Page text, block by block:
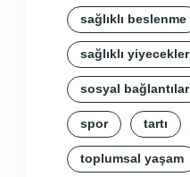
sağlıklı beslenme
sağlıklı yiyecekler
sosyal bağlantılar
spor tartı
toplumsal yaşam